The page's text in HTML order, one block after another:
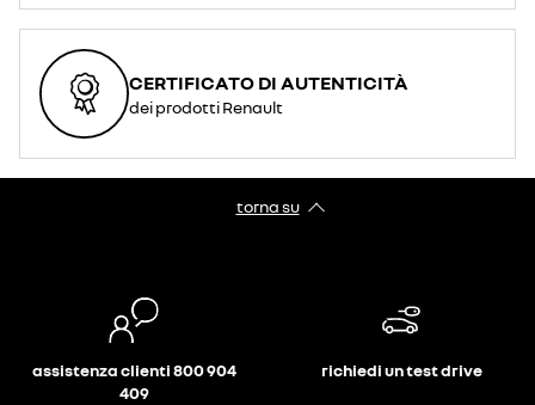
CERTIFICATO DI AUTENTICITÀ
dei prodotti Renault
torna su
assistenza clienti 800 904
409
richiedi un test drive